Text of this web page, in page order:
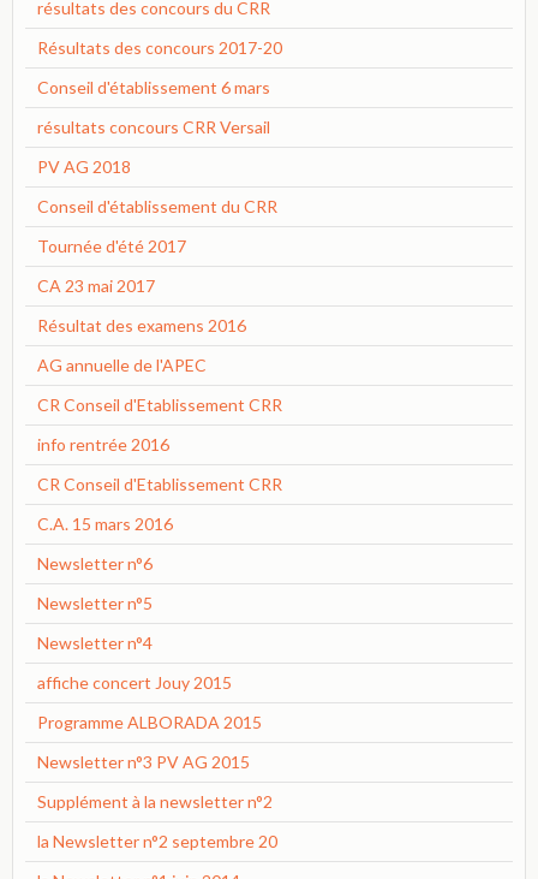
résultats des concours du CRR
Résultats des concours 2017-20
Conseil d'établissement 6 mars
résultats concours CRR Versail
PV AG 2018
Conseil d'établissement du CRR
Tournée d'été 2017
CA 23 mai 2017
Résultat des examens 2016
AG annuelle de l'APEC
CR Conseil d'Etablissement CRR
info rentrée 2016
CR Conseil d'Etablissement CRR
C.A. 15 mars 2016
Newsletter n°6
Newsletter n°5
Newsletter n°4
affiche concert Jouy 2015
Programme ALBORADA 2015
Newsletter n°3 PV AG 2015
Supplément à la newsletter n°2
la Newsletter n°2 septembre 20